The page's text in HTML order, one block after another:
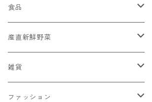
食品
菓子
蕎麦ころりん
そば
市兵衛そば
加工品
産直新鮮野菜
おまかせ新鮮野菜詰め合わせ
とうもろこし
雑貨
Moccai
ファッション